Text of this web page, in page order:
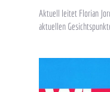
Aktuell leitet Florian
aktuellen